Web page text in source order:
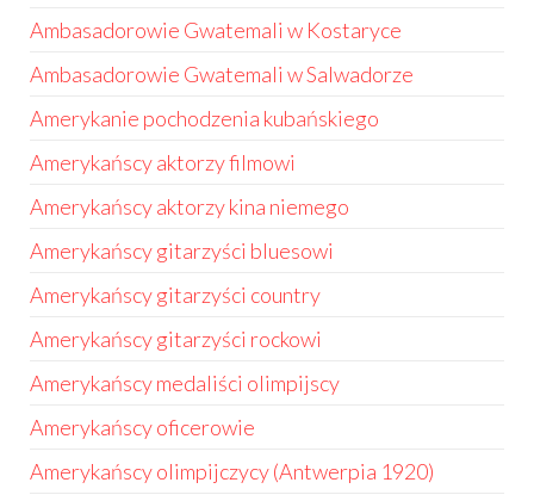
Ambasadorowie Gwatemali w Kostaryce
Ambasadorowie Gwatemali w Salwadorze
Amerykanie pochodzenia kubańskiego
Amerykańscy aktorzy filmowi
Amerykańscy aktorzy kina niemego
Amerykańscy gitarzyści bluesowi
Amerykańscy gitarzyści country
Amerykańscy gitarzyści rockowi
Amerykańscy medaliści olimpijscy
Amerykańscy oficerowie
Amerykańscy olimpijczycy (Antwerpia 1920)